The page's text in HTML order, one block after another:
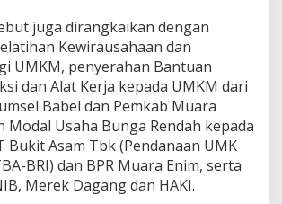
o
r
a
s
i
P
m
b
e
r
juga dirangkaikan dengan
Kewirausahaan dan
UMKM, penyerahan Bantuan
dan Alat Kerja kepada UMKM dari
Babel dan Pemkab Muara
Modal Usaha Bunga Rendah kepada
Bukit Asam Tbk (Pendanaan UMK
BRI) dan BPR Muara Enim, serta
Merek Dagang dan HAKI.